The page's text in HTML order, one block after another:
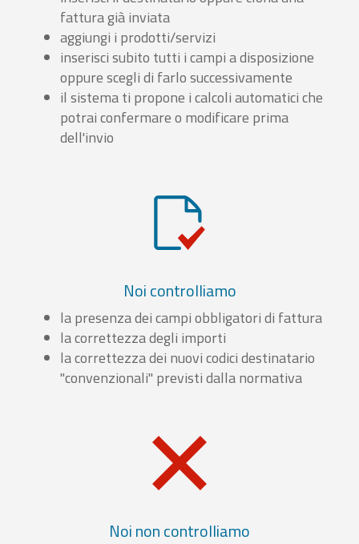
fattura già inviata
aggiungi i prodotti/servizi
inserisci subito tutti i campi a disposizione
oppure scegli di farlo successivamente
il sistema ti propone i calcoli automatici che
potrai confermare o modificare prima
dell'invio
Noi controlliamo
la presenza dei campi obbligatori di fattura
la correttezza degli importi
la correttezza dei nuovi codici destinatario
"convenzionali" previsti dalla normativa
Noi non controlliamo